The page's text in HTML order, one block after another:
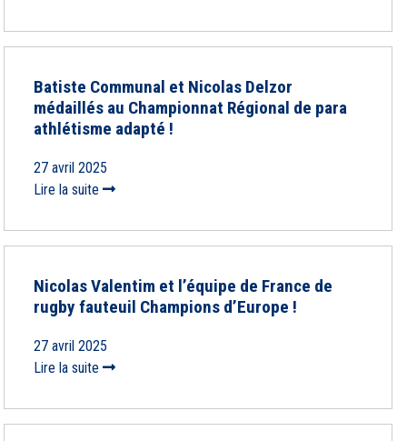
Batiste Communal et Nicolas Delzor
médaillés au Championnat Régional de para
athlétisme adapté !
27 avril 2025
Lire la suite
Nicolas Valentim et l’équipe de France de
rugby fauteuil Champions d’Europe !
27 avril 2025
Lire la suite